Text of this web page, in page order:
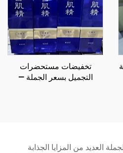
تخفيضات مستحضرات
التجميل بسعر الجملة —
العديد من المزايا الجذابة